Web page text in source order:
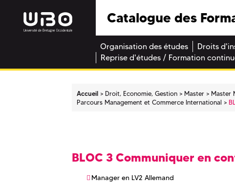
Catalogue des
Organisation des études Droits
Reprise d'études / Formation
Accueil Droit, Economie, Gestion Master
Master
Parcours Management et Commerce International
BLOC 3 Communiquer en
Manager en LV2 Allemand